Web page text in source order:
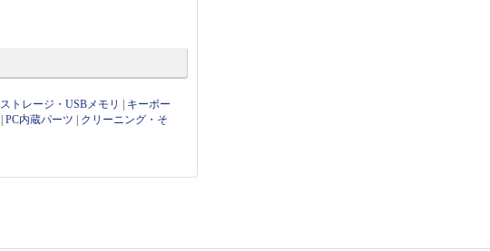
ストレージ・USBメモリ
キーボー
|PC内蔵パーツ
クリーニング・そ